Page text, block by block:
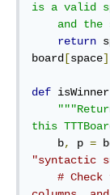
is a valid
and
return
board [space]
def isWinner
this
    b
, p =
"syntactic
#